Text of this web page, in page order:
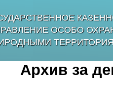
ОСОБО
Архив за